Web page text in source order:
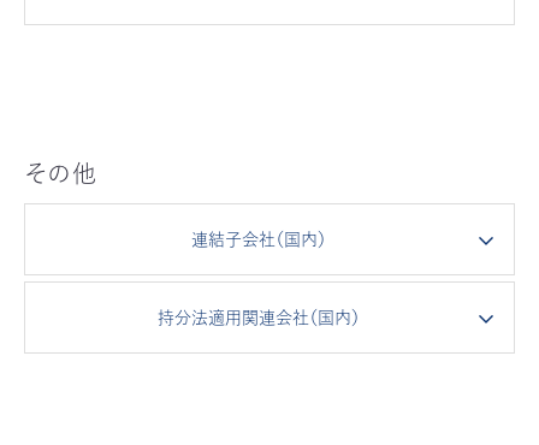
その他
連結子会社（国内）
持分法適用関連会社（国内）